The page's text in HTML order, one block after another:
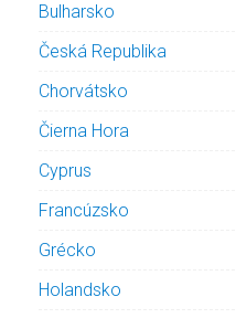
Bulharsko
Česká Republika
Chorvátsko
Čierna Hora
Cyprus
Francúzsko
Grécko
Holandsko